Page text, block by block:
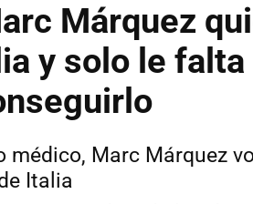
Márquez
y solo le
médico, Marc Márquez
Italia